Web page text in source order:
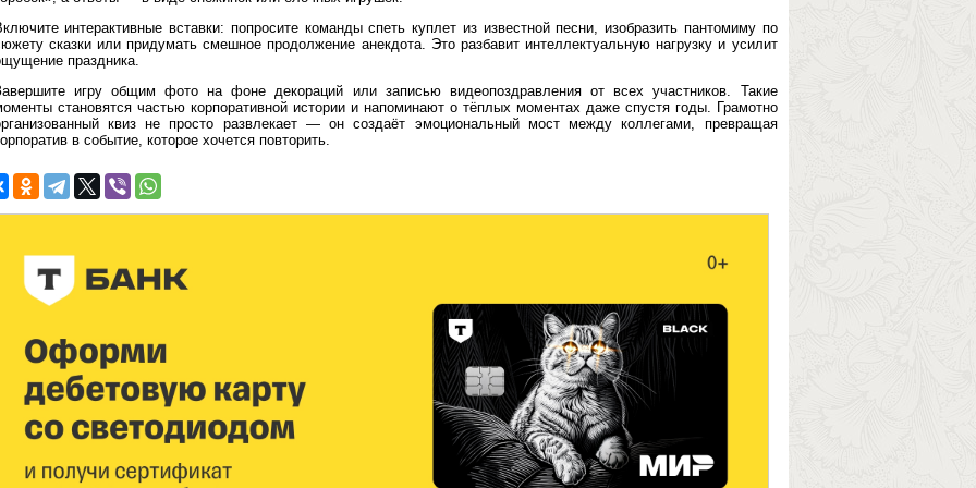
интерактивные вставки: попросите команды спеть куплет из известной песни, изобразить пантомиму по
сказки или придумать смешное продолжение анекдота. Это разбавит интеллектуальную нагрузку и усилит
праздника.
игру общим фото на фоне декораций или записью видеопоздравления от всех участников. Такие
становятся частью корпоративной истории и напоминают о тёплых моментах даже спустя годы. Грамотно
квиз не просто развлекает — он создаёт эмоциональный мост между коллегами, превращая
в событие, которое хочется повторить.